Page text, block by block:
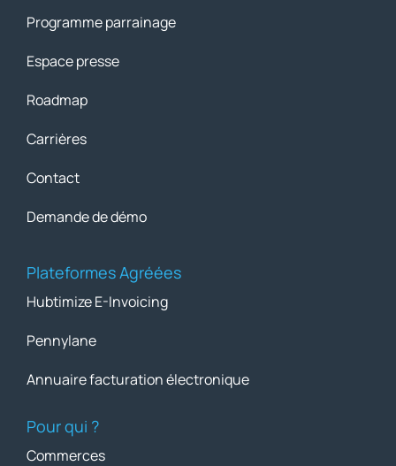
Programme parrainage
Espace presse
Roadmap
Carrières
Contact
Demande de démo
Plateformes Agréées
Hubtimize E-Invoicing
Pennylane
Annuaire facturation électronique
Pour qui ?
Commerces